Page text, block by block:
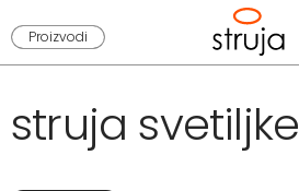
Proizvodi
struja svetiljke